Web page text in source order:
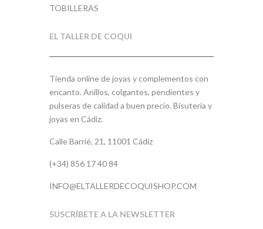
TOBILLERAS
EL TALLER DE COQUI
Tienda online de joyas y complementos con
encanto. Anillos, colgantes, pendientes y
pulseras de calidad a buen precio. Bisutería y
joyas en Cádiz.
Calle Barrié, 21, 11001 Cádiz
(+34) 856 17 40 84
INFO@ELTALLERDECOQUISHOP.COM
SUSCRÍBETE A LA NEWSLETTER